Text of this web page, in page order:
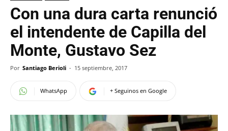
Con una dura carta renunció
el intendente de Capilla del
Monte, Gustavo Sez
Por Santiago Berioli - 15 septiembre, 2017
WhatsApp + Seguinos en Google